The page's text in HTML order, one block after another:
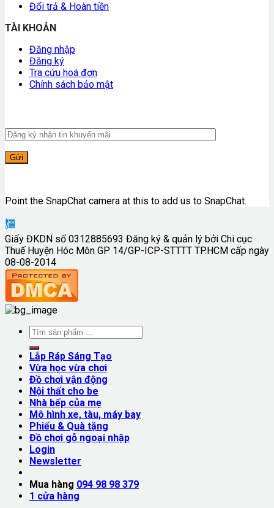
Đổi trả & Hoàn tiền
TÀI KHOẢN
Đăng nhập
Đăng ký
Tra cứu hoá đơn
Chính sách bảo mật
Point the SnapChat camera at this to add us to SnapChat.
Giấy ĐKDN số 0312885693 Đăng ký & quản lý bởi Chi cục
Thuế Huyện Hóc Môn GP 14/GP-ICP-STTTT TP.HCM cấp ngày
08-08-2014
Lắp Ráp Sáng Tạo
Vừa học vừa chơi
Đồ chơi vận động
Nội thất cho be
Nhà bếp của mẹ
Mô hình xe, tàu, máy bay
Phiếu & Quà tặng
Đồ chơi gỗ ngoại nhập
Login
Newsletter
Mua hàng 094 98 98 379
1 cửa hàng